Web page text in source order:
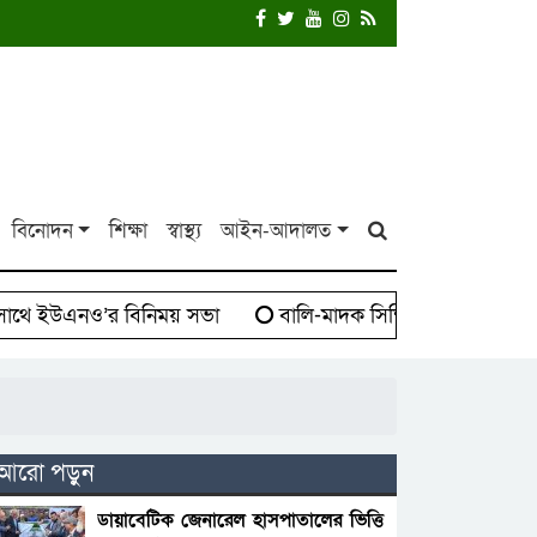
বিনোদন শিক্ষা স্বাস্থ্য আইন-আদালত
বিনিময় সভা বালি-মাদক সিন্ডিকেট বিরুদ্ধে
পড়ুন
ডায়াবেটিক জেনারেল হাসপাতালের ভিত্তি